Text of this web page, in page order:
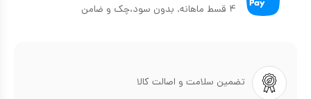
۴ قسط ماهانه. بدون سود،چک و ضامن
تضمین سلامت و اصالت کالا